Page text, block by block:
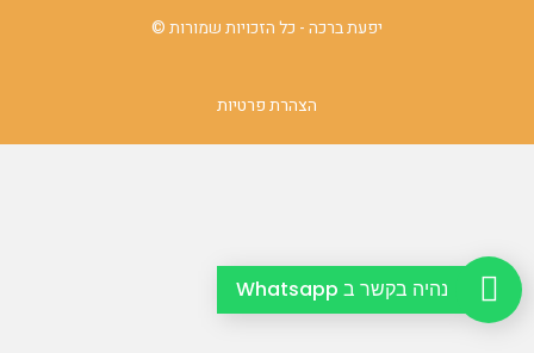
יפעת ברכה - כל הזכויות שמורות ©
הצהרת פרטיות
נהיה בקשר ב Whatsapp